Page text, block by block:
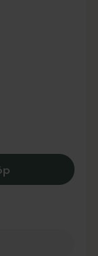
Pixi Clarity